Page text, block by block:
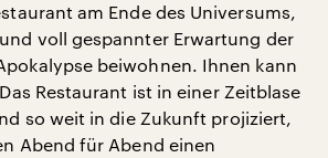
am Ende des Universums,
voll gespannter Erwartung der
beiwohnen. Ihnen kann
Restaurant ist in einer Zeitblase
so weit in die Zukunft projiziert,
Abend für Abend einen